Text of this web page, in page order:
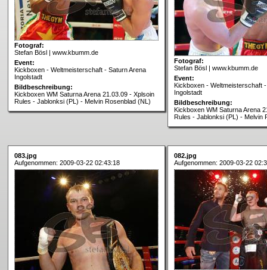
Fotograf:
Stefan Bösl | www.kbumm.de
Event:
Kickboxen - Weltmeisterschaft - Saturn Arena
Ingolstadt
Bildbeschreibung:
Kickboxen WM Saturna Arena 21.03.09 - Xplsoin
Rules - Jablonksi (PL) - Melvin Rosenblad (NL)
Fotograf:
Stefan Bösl | www.kbumm.de
Event:
Kickboxen - Weltmeisterschaft
Ingolstadt
Bildbeschreibung:
Kickboxen WM Saturna Arena
Rules - Jablonksi (PL) - Melvin
083.jpg
Aufgenommen: 2009-03-22 02:43:18
082.jpg
Aufgenommen: 2009-03-22